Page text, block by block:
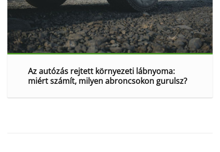
Az autózás rejtett környezeti lábnyoma:
miért számít, milyen abroncsokon gurulsz?